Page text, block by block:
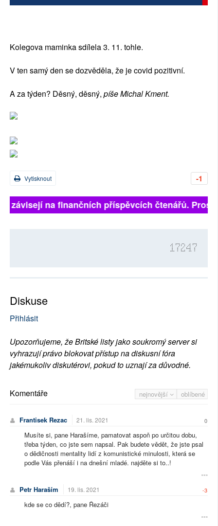
Kolegova maminka sdílela 3. 11. tohle.
V ten samý den se dozvěděla, že je covid pozitivní.
A za týden? Děsný, děsný, píše Michal Kment.
-1
Vytisknout
závisejí na finančních příspěvcích čtenářů.
17247
Diskuse
Přihlásit
Upozorňujeme, že Britské listy jako soukromý server si
vyhrazují právo blokovat přístup na diskusní fóra
jakémukoliv diskutérovi, pokud to uznají za důvodné.
nejnovější oblíbené
Komentáře
Frantisek Rezac 21. lis. 2021 0
Musíte si, pane Harašíme, pamatovat aspoň po určitou dobu,
třeba týden, co jste sem napsal. Pak budete vědět, že jste psal
o dědičnosti mentality lidí z komunistické minulosti, která se
podle Vás přenáší i na dnešní mladé. najděte si to..!
Petr Haraším 19. lis. 2021 -3
kde se co dědí?, pane Řezáči